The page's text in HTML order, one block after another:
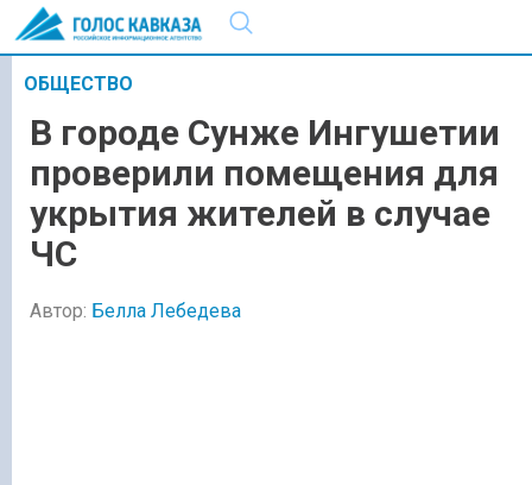
ОБЩЕСТВО
В городе Сунже Ингушетии
проверили помещения для
укрытия жителей в случае
ЧС
Автор: Белла Лебедева